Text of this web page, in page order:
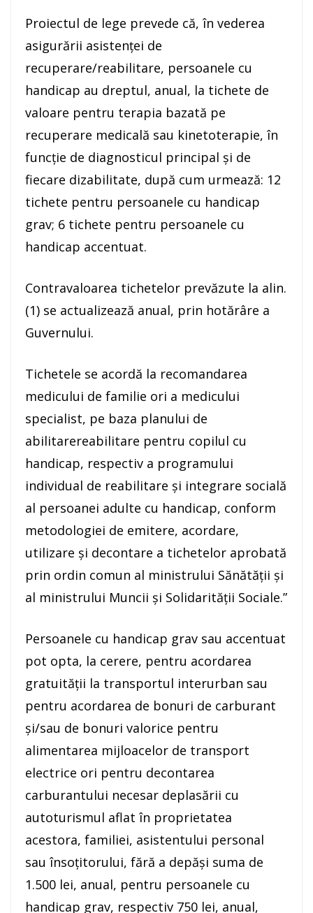
Proiectul de lege prevede că, în vederea
asigurării asistenţei de
recuperare/reabilitare, persoanele cu
handicap au dreptul, anual, la tichete de
valoare pentru terapia bazată pe
recuperare medicală sau kinetoterapie, în
funcţie de diagnosticul principal şi de
fiecare dizabilitate, după cum urmează: 12
tichete pentru persoanele cu handicap
grav; 6 tichete pentru persoanele cu
handicap accentuat.
Contravaloarea tichetelor prevăzute la alin.
(1) se actualizează anual, prin hotărâre a
Guvernului.
Tichetele se acordă la recomandarea
medicului de familie ori a medicului
specialist, pe baza planului de
abilitarereabilitare pentru copilul cu
handicap, respectiv a programului
individual de reabilitare şi integrare socială
al persoanei adulte cu handicap, conform
metodologiei de emitere, acordare,
utilizare şi decontare a tichetelor aprobată
prin ordin comun al ministrului Sănătăţii şi
al ministrului Muncii şi Solidarităţii Sociale.”
Persoanele cu handicap grav sau accentuat
pot opta, la cerere, pentru acordarea
gratuităţii la transportul interurban sau
pentru acordarea de bonuri de carburant
şi/sau de bonuri valorice pentru
alimentarea mijloacelor de transport
electrice ori pentru decontarea
carburantului necesar deplasării cu
autoturismul aflat în proprietatea
acestora, familiei, asistentului personal
sau însoţitorului, fără a depăşi suma de
1.500 lei, anual, pentru persoanele cu
handicap grav, respectiv 750 lei, anual,